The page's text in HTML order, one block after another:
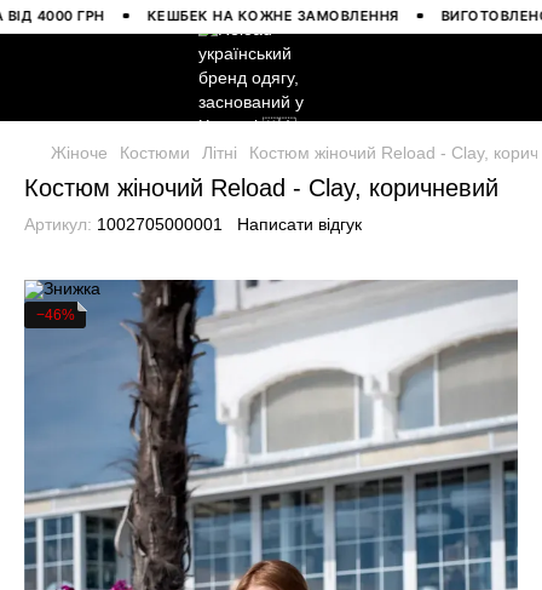
ГРН КЕШБЕК НА КОЖНЕ ЗАМОВЛЕННЯ ВИГОТОВЛЕНО В
Жіноче Костюми Літні Костюм жіночий Reload - Clay,
Костюм жіночий Reload - Clay, коричневий
Артикул: 1002705000001 Написати відгук
−46%